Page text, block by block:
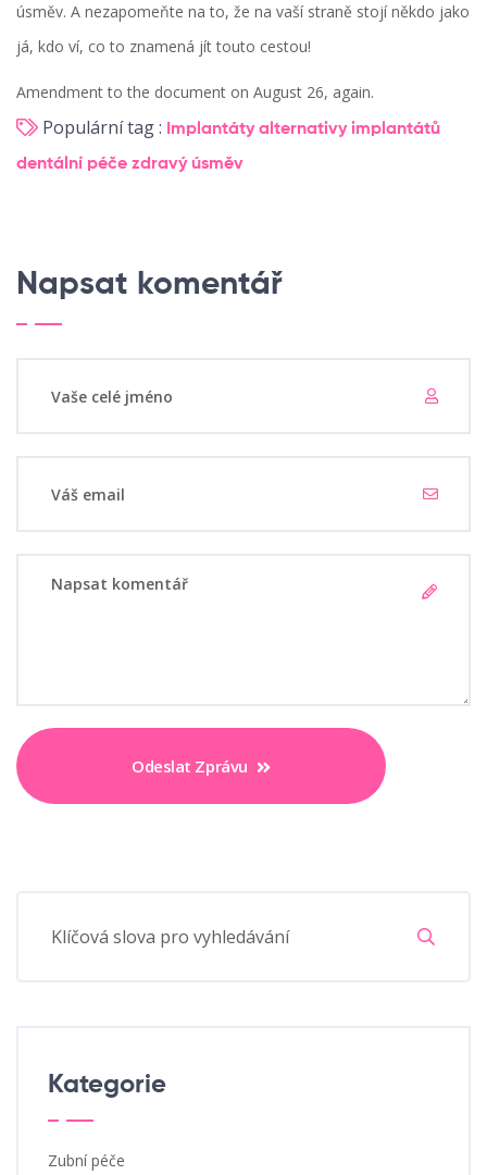
úsměv. A nezapomeňte na to, že na vaší straně stojí někdo jako
já, kdo ví, co to znamená jít touto cestou!
Amendment to the document on August 26, again.
Populární tag : Implantáty alternativy implantátů
dentální péče zdravý úsměv
Napsat komentář
Odeslat Zprávu
Kategorie
Zubní péče